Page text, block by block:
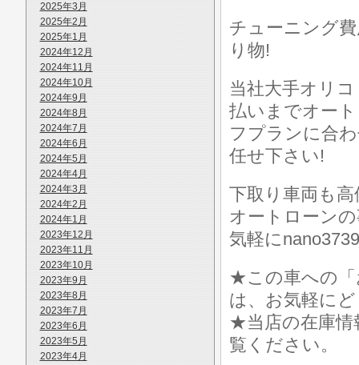
2025年3月
2025年2月
2025年1月
2024年12月
2024年11月
2024年10月
2024年9月
2024年8月
2024年7月
2024年6月
2024年5月
2024年4月
2024年3月
2024年2月
2024年1月
2023年12月
2023年11月
2023年10月
2023年9月
2023年8月
2023年7月
2023年6月
2023年5月
2023年4月
チューニング
り物!
当社大手オリ
払いまでオー
フプランに合
任せ下さい!
下取り車両も高
オートローン
気軽に
★この車への「
は、お気軽に
★当店の在庫情
覧ください。